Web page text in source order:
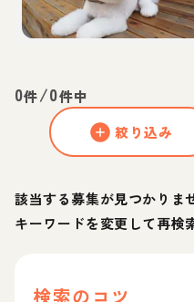
0件/0件中
絞り込み
該当する募集が見つかりま
キーワードを変更して再検
検索のコツ